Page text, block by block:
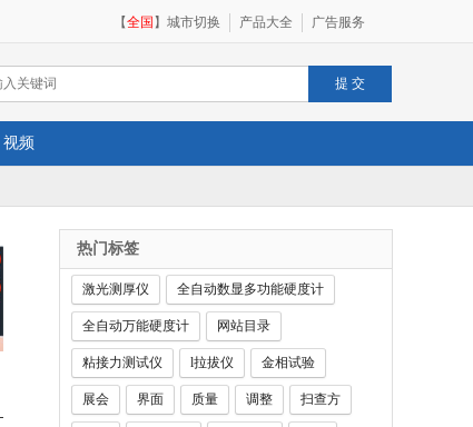
【全国 】 城市切换 产品大全 广告服务
视频
热门标签
激光测厚仪 全自动数显多功能硬度计
全自动万能硬度计 网站目录
粘接力测试仪 l拉拔仪 金相试验
展会 界面 质量 调整 扫查方